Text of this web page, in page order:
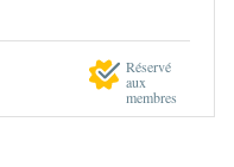
Réservé
aux
membres